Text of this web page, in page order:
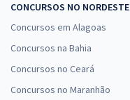
CONCURSOS NO NORDESTE
Concursos em Alagoas
Concursos na Bahia
Concursos no Ceará
Concursos no Maranhão